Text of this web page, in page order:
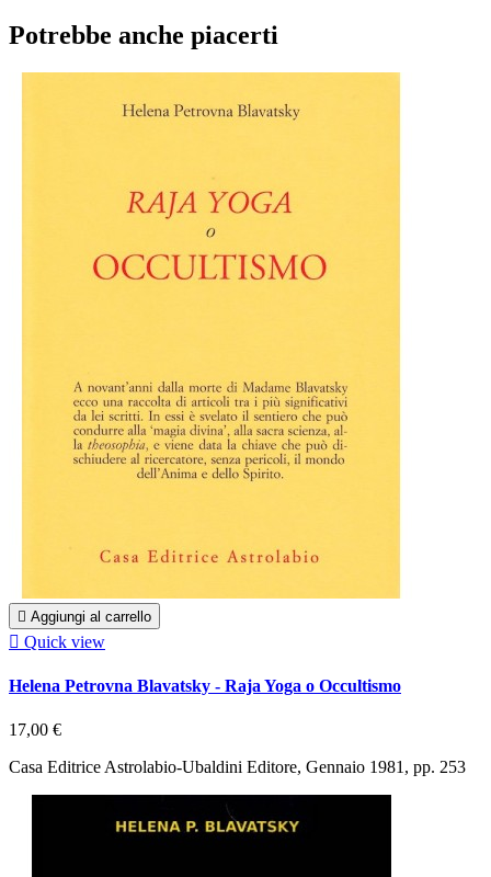
Potrebbe anche piacerti
 Aggiungi al carrello
 Quick view
Helena Petrovna Blavatsky - Raja Yoga o Occultismo
17,00 €
Casa Editrice Astrolabio-Ubaldini Editore, Gennaio 1981, pp. 253